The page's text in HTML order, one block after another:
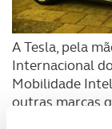
A Tesla, pela
Internacional
Mobilidade
outras marcas
como a